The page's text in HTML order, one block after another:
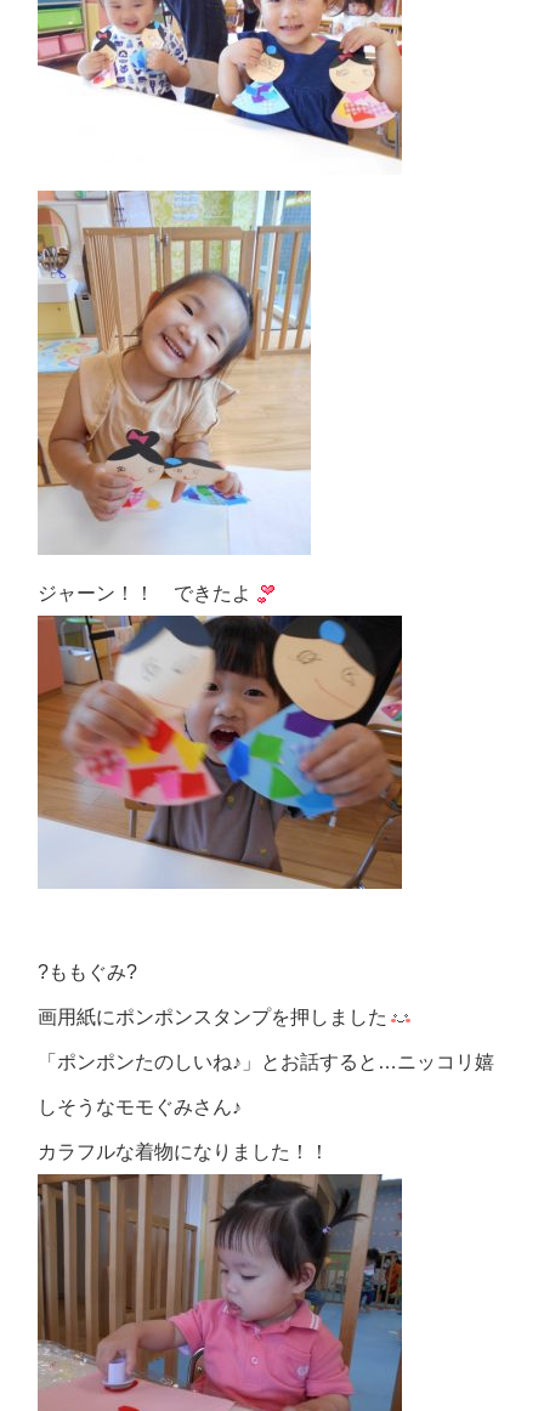
ジャーン！！ できたよ
?ももぐみ?
画用紙にポンポンスタンプを押しました
「ポンポンたのしいね♪」とお話すると…ニッコリ嬉
しそうなモモぐみさん♪
カラフルな着物になりました！！